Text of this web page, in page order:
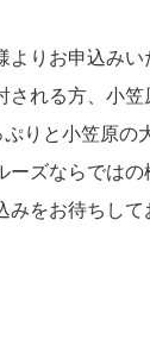
りお申込み
れる方、小笠
りと小笠原の
ズならでは
をお待ちして